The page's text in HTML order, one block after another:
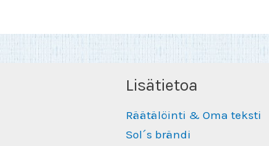
valinnat
tuotteenLisätietoa
Räätälöinti & Oma teksti
Sol´s brändi